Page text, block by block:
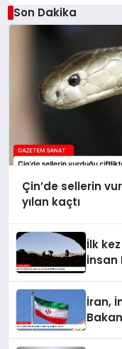
Son Dakika
Çin’de sellerin
yılan kaçtı
İlk
insan
İran,